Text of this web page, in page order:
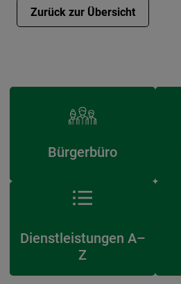
Zurück zur Übersicht
Bürgerbüro
Dienstleistungen A–
Z